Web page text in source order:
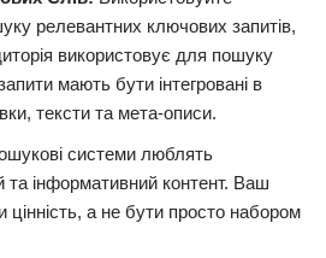
релевантних ключових запитів,
використовує для пошуку
мають бути інтегровані в
тексти та мета-описи.
системи люблять
та інформативний контент. Ваш
цінність, а не бути просто набором